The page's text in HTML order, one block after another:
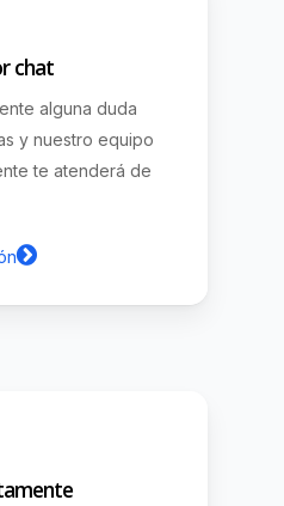
chat
alguna duda
y nuestro equipo
te atenderá de